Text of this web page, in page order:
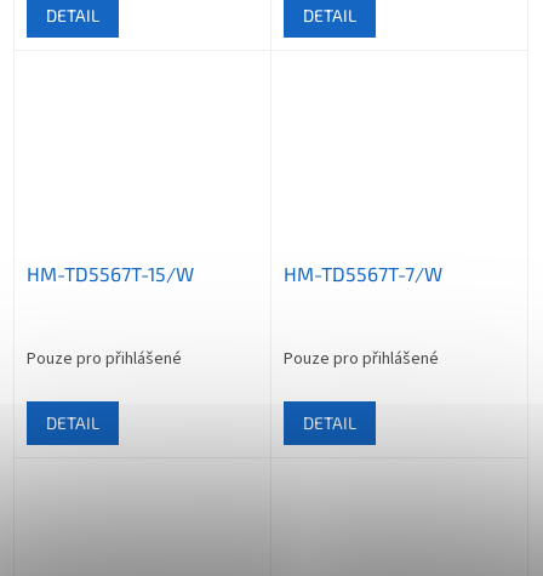
DETAIL DETAIL
HM-TD5567T-15/W
Pouze pro přihlášené
DETAIL
HM-TD5567T-7/W
Pouze pro přihlášené
DETAIL